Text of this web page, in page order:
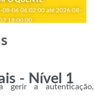
08-06 06:02:00 até 2026-08-
18:00:00
- Nível 1
gerir a autenticação,